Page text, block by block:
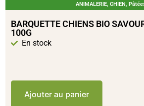
ANIMALERIE, CHIEN,
BARQUETTE CHIENS BIO
100G
En stock
Ajouter au panier